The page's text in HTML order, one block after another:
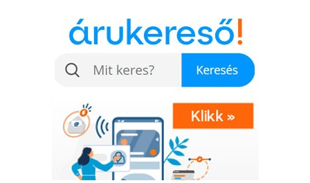
A telepítés határolóvezeték nélkül elvégezhető, a
korrekciós adatok pedig a Husqvarna Cloudon
keresztül kerülnek továbbításra, így csak stabil Wi-Fi
kapcsolatra van szükség a teljes gyep területén. A